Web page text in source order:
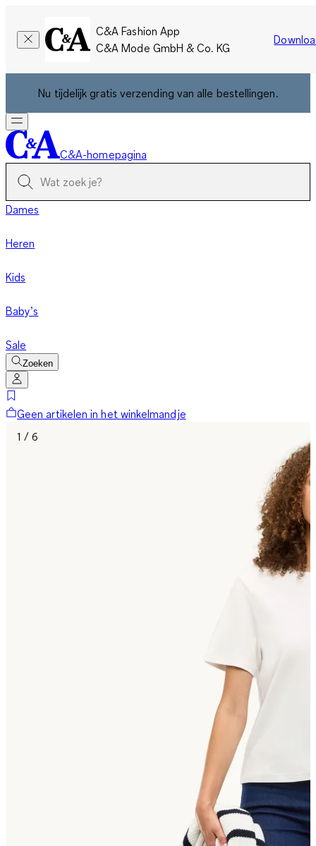
C&A Fashion App
C&A Mode GmbH & Co. KG
Nu tijdelijk gratis verzending van alle bestellingen.
C&A-homepagina
Dames
Heren
Kids
Baby’s
Sale
Zoeken
Geen artikelen in het winkelmandje
1 / 6